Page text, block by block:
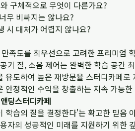
구체적으로 무엇이 다른가요?
무 비싸지는 않나요?
시 대처가 어렵지 않나요?
족도를 최우선으로 고려한 프리미엄
기 질, 소음 제어는 완벽한 학습 공간
유도하여 높은 재방문율 스터디카페로
안정적인 수익을 창출하는 지속 가능
딩스터디카페
학습의 질을 결정한다'는 확고한 믿음
자의 성공적인 미래를 지원하기 위한